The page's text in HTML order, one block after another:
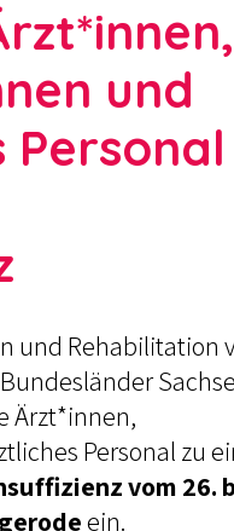
und
und Rehabilitation
Ärzt*innen,
Personal zu
vom 26.
ein.